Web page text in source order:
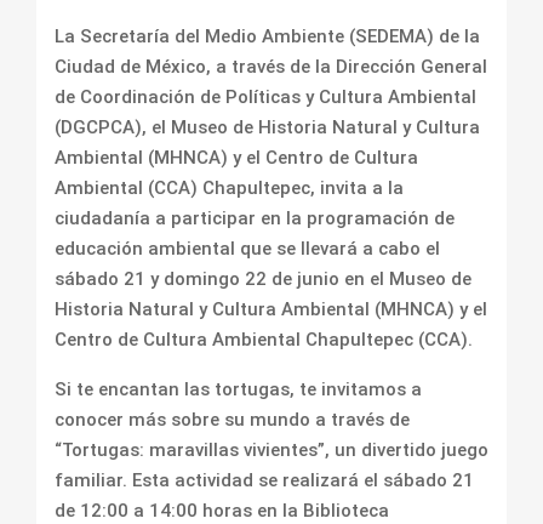
La Secretaría del Medio Ambiente (SEDEMA) de la
Ciudad de México, a través de la Dirección General
de Coordinación de Políticas y Cultura Ambiental
(DGCPCA), el Museo de Historia Natural y Cultura
Ambiental (MHNCA) y el Centro de Cultura
Ambiental (CCA) Chapultepec, invita a la
ciudadanía a participar en la programación de
educación ambiental que se llevará a cabo el
sábado 21 y domingo 22 de junio en el Museo de
Historia Natural y Cultura Ambiental (MHNCA) y el
Centro de Cultura Ambiental Chapultepec (CCA).
Si te encantan las tortugas, te invitamos a
conocer más sobre su mundo a través de
“Tortugas: maravillas vivientes”, un divertido juego
familiar. Esta actividad se realizará el sábado 21
de 12:00 a 14:00 horas en la Biblioteca